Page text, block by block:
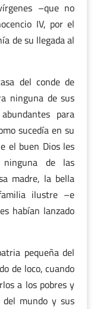
–que no
IV, por el
de su llegada al
del conde de
ninguna de sus
para
sucedía en su
el buen Dios les
de las
madre, la bella
ilustre –e
habían lanzado
pequeña del
de loco, cuando
a los pobres y
del mundo y sus